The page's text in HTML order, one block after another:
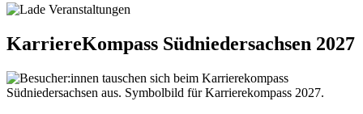
KarriereKompass Südniedersachsen 2027